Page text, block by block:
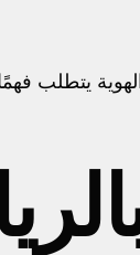
يتطلب